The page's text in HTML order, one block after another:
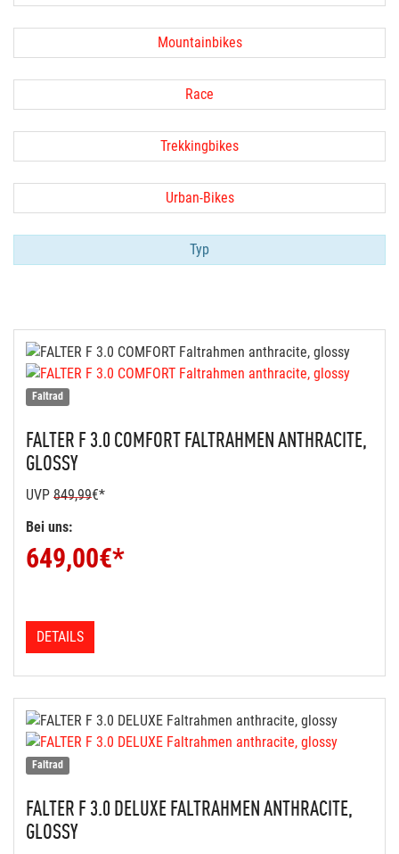
Mountainbikes
Race
Trekkingbikes
Urban-Bikes
Typ
Faltrad
FALTER F 3.0 COMFORT FALTRAHMEN ANTHRACITE,
GLOSSY
UVP 849,99€*
Bei uns:
649,00€*
DETAILS
Faltrad
FALTER F 3.0 DELUXE FALTRAHMEN ANTHRACITE,
GLOSSY